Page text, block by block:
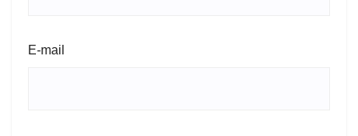
E-mail